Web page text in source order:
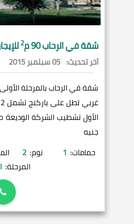
شقة فيالرحاب90 م 2
آخر تحديث: 05 سبتمبر 2015
شقة في الرحاب بالمرحلة
جنيه
حمامات: 1 نوم: 2
المرحلة: